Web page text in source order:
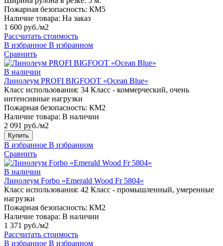
Пожарная безопасность: КМ5
Наличие товара: На заказ
1 600 руб./м2
Рассчитать стоимость
В избранное В избранном
Сравнить
В наличии
Линолеум PROFI BIGFOOT «Ocean Blue»
Класс использования: 34 Класс - коммерческий, очень
интенсивные нагрузки
Пожарная безопасность: КМ2
Наличие товара: В наличии
2 091 руб./м2
Купить
В избранное В избранном
Сравнить
В наличии
Линолеум Forbo «Emerald Wood Fr 5804»
Класс использования: 42 Класс - промышленный, умеренные
нагрузки
Пожарная безопасность: КМ2
Наличие товара: В наличии
1 371 руб./м2
Рассчитать стоимость
В избранное В избранном